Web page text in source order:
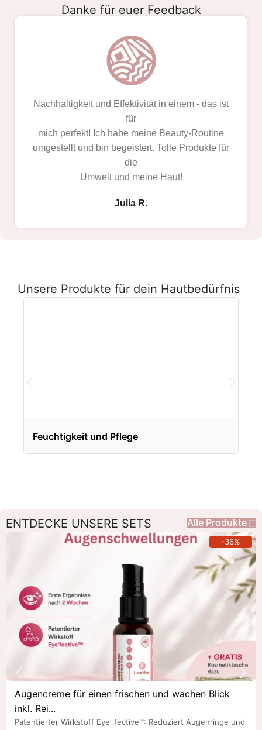
Danke für euer Feedback
Nachhaltigkeit und Effektivität in einem - das ist
für
mich perfekt! Ich habe meine Beauty-Routine
umgestellt und bin begeistert. Tolle Produkte für
die
Umwelt und meine Haut!
Julia R.
Unsere Produkte für dein Hautbedürfnis
Feuchtigkeit und Pflege
ENTDECKE UNSERE SETS Alle Produkte
Augencreme für einen frischen und wachen Blick
inkl. Rei...
Patentierter Wirkstoff Eye‘ fective™: Reduziert Augenringe und
-36%